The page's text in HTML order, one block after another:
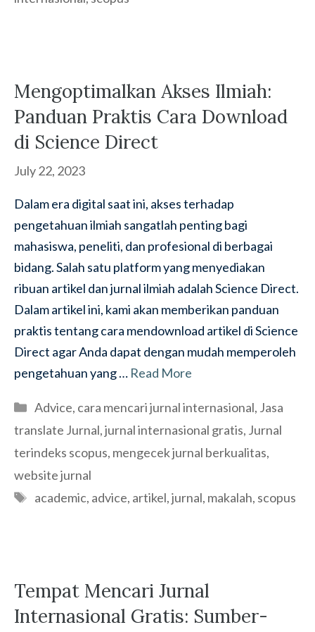
Mengoptimalkan Akses Ilmiah:
Panduan Praktis Cara Download
di Science Direct
July 22, 2023
Dalam era digital saat ini, akses terhadap
pengetahuan ilmiah sangatlah penting bagi
mahasiswa, peneliti, dan profesional di berbagai
bidang. Salah satu platform yang menyediakan
ribuan artikel dan jurnal ilmiah adalah Science Direct.
Dalam artikel ini, kami akan memberikan panduan
praktis tentang cara mendownload artikel di Science
Direct agar Anda dapat dengan mudah memperoleh
pengetahuan yang … Read More
Categories
Advice, cara mencari jurnal internasional, Jasa
translate Jurnal,jurnal internasional gratis, Jurnal
terindeks scopus, mengecek jurnal berkualitas,
website jurnal
Tags
academic, advice, artikel,jurnal, makalah, scopus
Tempat Mencari Jurnal
Internasional Gratis: Sumber-